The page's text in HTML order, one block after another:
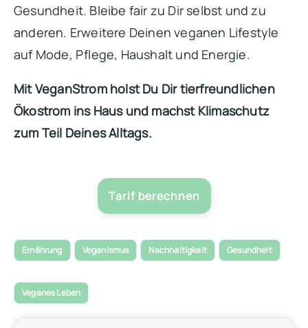
Gesundheit. Bleibe fair zu Dir selbst und zu
anderen. Erweitere Deinen veganen Lifestyle
auf Mode, Pflege, Haushalt und Energie.
Mit VeganStrom holst Du Dir tierfreundlichen
Ökostrom ins Haus und machst Klimaschutz
zum Teil Deines Alltags.
Tarif berechnen
Ernährung Veganismus Nachhaltigkeit Gesundheit
Veganes Leben